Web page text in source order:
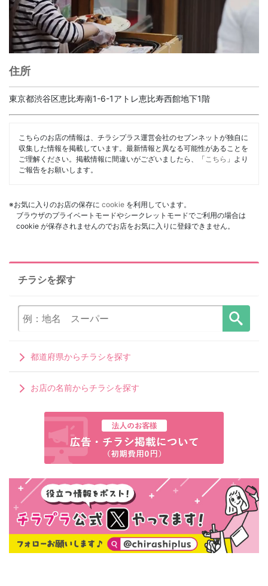
住所
東京都渋谷区恵比寿南1-6-1アトレ恵比寿西館地下1階
こちらのお店の情報は、チラシプラス運営会社のセブンネットが独自に
収集した情報を掲載しています。最新情報と異なる可能性があることを
ご理解ください。掲載情報に間違いがございましたら、「 こちら 」より
ご報告をお願いします。
※お気に入りのお店の保存に cookie を利用しています。
ブラウザのプライベートモードやシークレットモードでご利用の場合は
cookie が保存されませんのでお店をお気に入りに登録できません。
チラシを探す
都道府県からチラシを探す
お店の名前からチラシを探す